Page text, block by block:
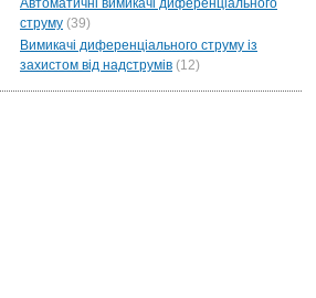
Автоматичні вимикачі диференціального
струму (39)
Вимикачі диференціального струму із
захистом від надструмів (12)